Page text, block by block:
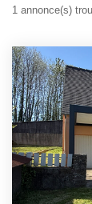
1 annonce(s)